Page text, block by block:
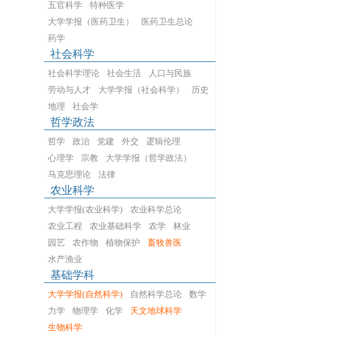
五官科学
特种医学
大学学报（医药卫生）
医药卫生总论
药学
社会科学
社会科学理论 社会生活
人口与民族
劳动与人才
大学学报（社会科学）
历史
地理
社会学
哲学政法
哲学 政治 党建 外交
逻辑伦理
心理学
宗教
大学学报（哲学政法）
马克思理论
法律
农业科学
大学学报(农业科学)
农业科学总论
农业工程
农业基础科学 农学
林业
园艺
农作物 植物保护
畜牧兽医
水产渔业
基础学科
大学学报(自然科学) 自然科学总论
数学
力学
物理学 化学
天文地球科学
生物科学